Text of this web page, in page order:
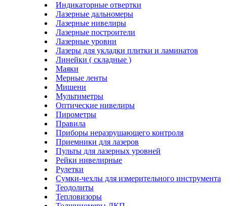
Индикаторные отвертки
Лазерные дальномеры
Лазерные нивелиры
Лазерные построители
Лазерные уровни
Лазеры для укладки плитки и ламинатов
Линейки ( складные )
Маяки
Мерные ленты
Мишени
Мультиметры
Оптические нивелиры
Пирометры
Правила
Приборы неразрушающего контроля
Приемники для лазеров
Пульты для лазерных уровней
Рейки нивелирные
Рулетки
Сумки-чехлы для измерительного инструмента
Теодолиты
Тепловизоры